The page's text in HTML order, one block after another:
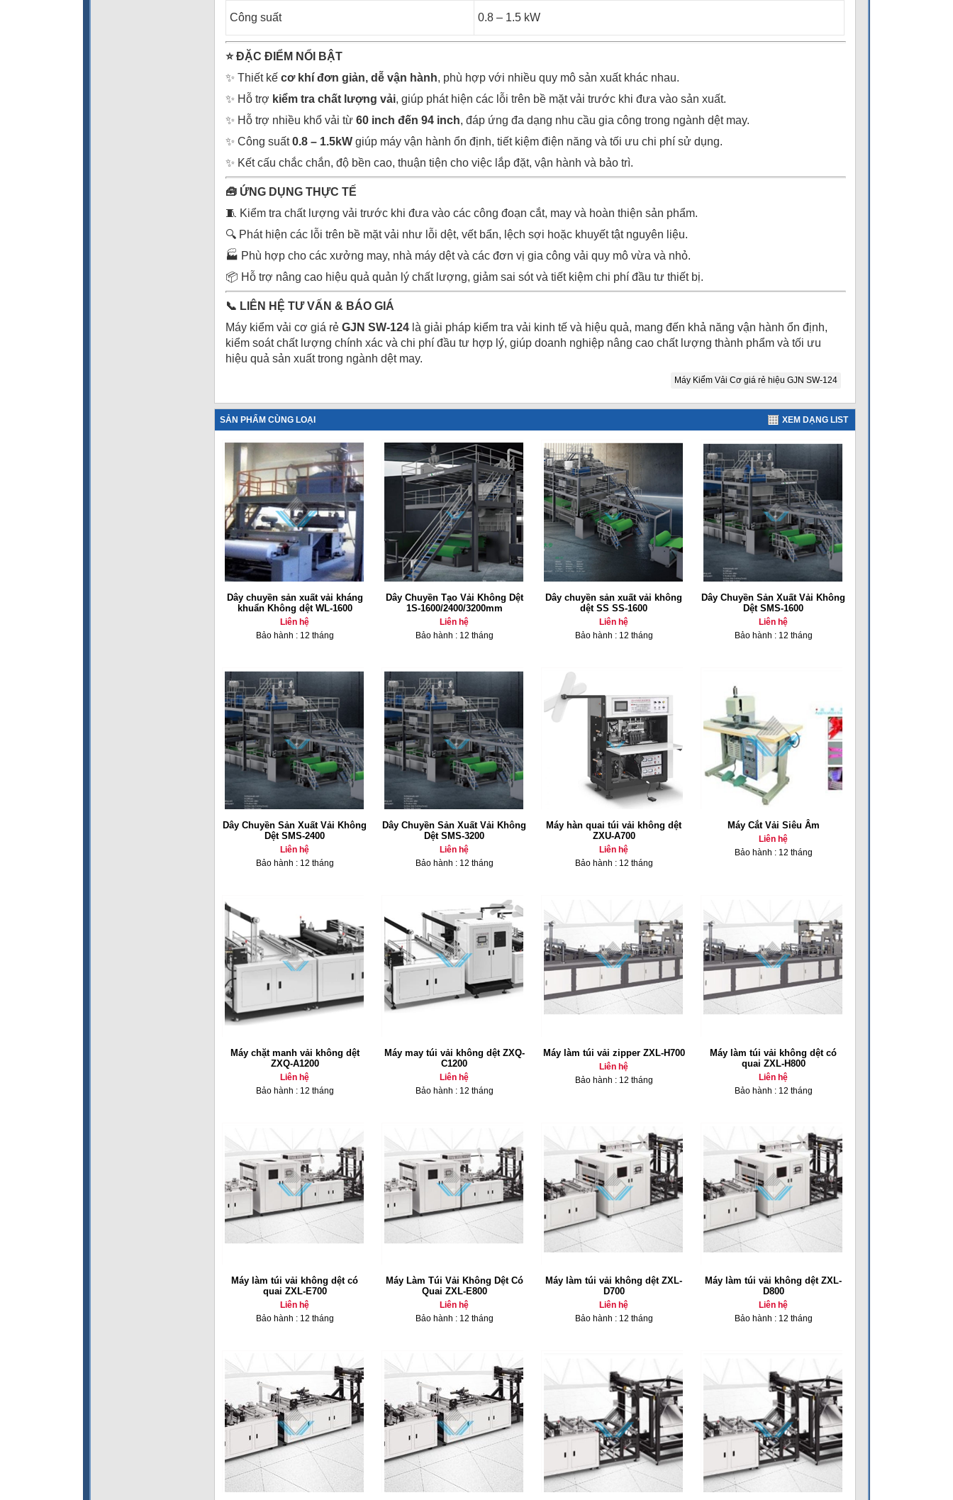
Công suất 0.8 – 1.5 kW
⭐ĐẶC ĐIỂM NỔI BẬT
✨ Thiết kế cơ khí đơn giản, dễ vận hành, phù hợp với nhiều quy mô sản xuất khác nhau.
✨ Hỗ trợ kiểm tra chất lượng vải, giúp phát hiện các lỗi trên bề mặt vải trước khi đưa vào sản xuất.
✨ Hỗ trợ nhiều khổ vải từ 60 inch đến 94 inch, đáp ứng đa dạng nhu cầu gia công trong ngành dệt may.
✨ Công suất0.8 – 1.5kW giúp máy vận hành ổn định, tiết kiệm điện năng và tối ưu chi phí sử dụng.
✨ Kết cấu chắc chắn, độ bền cao, thuận tiện cho việc lắp đặt, vận hành và bảo trì.
🧰 ỨNG DỤNG THỰC TẾ
🧵 Kiểm tra chất lượng vải trước khi đưa vào các công đoạn cắt, may và hoàn thiện sản phẩm.
🔍 Phát hiện các lỗi trên bề mặt vải như lỗi dệt, vết bẩn, lệch sợi hoặc khuyết tật nguyên liệu.
🏭 Phù hợp cho các xưởng may, nhà máy dệt và các đơn vị gia công vải quy mô vừa và nhỏ.
📦 Hỗ trợ nâng cao hiệu quả quản lý chất lượng, giảm sai sót và tiết kiệm chi phí đầu tư thiết bị.
📞 LIÊN HỆ TƯ VẤN & BÁO GIÁ
Máy kiểm vải cơ giá rẻ GJN SW-124 là giải pháp kiểm tra vải kinh tế và hiệu quả, mang đến khả năng vận hành ổn định,
kiểm soát chất lượng chính xác và chi phí đầu tư hợp lý, giúp doanh nghiệp nâng cao chất lượng thành phẩm và tối ưu
hiệu quả sản xuất trong ngành dệt may.
Máy Kiểm Vải Cơ giá rẻ hiệu GJN SW-124
SẢN PHẨM CÙNG LOẠI XEM DẠNG LIST
Dây chuyền sản xuất vải kháng
khuẩn Không dệt WL-1600
Liên hệ
Bảo hành : 12 tháng
Dây Chuyền Tạo Vải Không Dệt
1S-1600/2400/3200mm
Liên hệ
Bảo hành : 12 tháng
Dây chuyền sản xuất vải không
dệt SS SS-1600
Liên hệ
Bảo hành : 12 tháng
Dây Chuyền Sản Xuất Vải Không
Dệt SMS-1600
Liên hệ
Bảo hành : 12 tháng
Dây Chuyền Sản Xuất Vải Không
Dệt SMS-2400
Liên hệ
Bảo hành : 12 tháng
Dây Chuyền Sản Xuất Vải Không
Dệt SMS-3200
Liên hệ
Bảo hành : 12 tháng
Máy hàn quai túi vải không dệt
ZXU-A700
Liên hệ
Bảo hành : 12 tháng
Máy Cắt Vải Siêu Âm
Liên hệ
Bảo hành : 12 tháng
Máy chặt manh vải không dệt
ZXQ-A1200
Liên hệ
Bảo hành : 12 tháng
Máy may túi vải không dệt ZXQ-
C1200
Liên hệ
Bảo hành : 12 tháng
Máy làm túi vải zipper ZXL-H700
Liên hệ
Bảo hành : 12 tháng
Máy làm túi vải không dệt có
quai ZXL-H800
Liên hệ
Bảo hành : 12 tháng
Máy làm túi vải không dệt có
quai ZXL-E700
Liên hệ
Bảo hành : 12 tháng
Máy Làm Túi Vải Không Dệt Có
Quai ZXL-E800
Liên hệ
Bảo hành : 12 tháng
Máy làm túi vải không dệt ZXL-
D700
Liên hệ
Bảo hành : 12 tháng
Máy làm túi vải không dệt ZXL-
D800
Liên hệ
Bảo hành : 12 tháng